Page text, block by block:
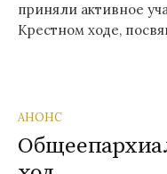
приняли активное
Крестном ходе,
АНОНС